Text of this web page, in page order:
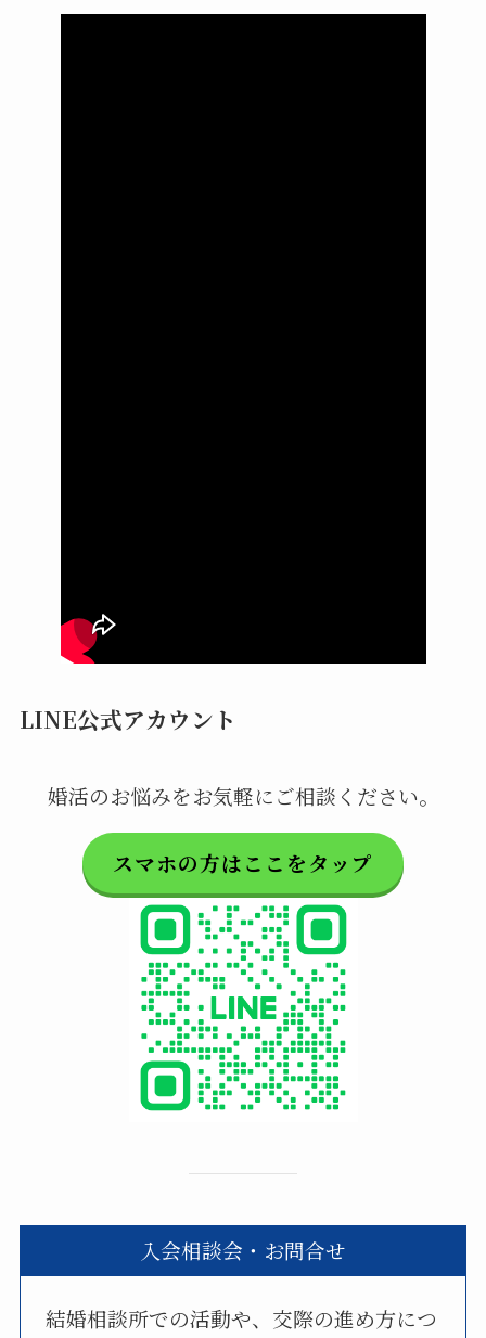
LINE公式アカウント
婚活のお悩みをお気軽にご相談ください。
スマホの方はここをタップ
入会相談会・お問合せ
結婚相談所での活動や、交際の進め方につ